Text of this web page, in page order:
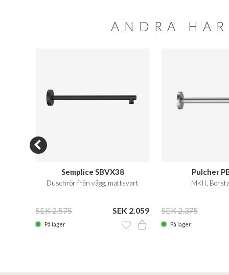
ANDRA
Semplice SBVX38
Duschrör från vägg, mattsvart
SEK 2.575 SEK 2.059
På lager
Pulcher
MKII,
SEK 2.375
På lager